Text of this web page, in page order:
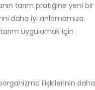
tarım pratiğine yeni bir
daha iyi anlamamıza
uygulamak için
ilişkilerinin daha